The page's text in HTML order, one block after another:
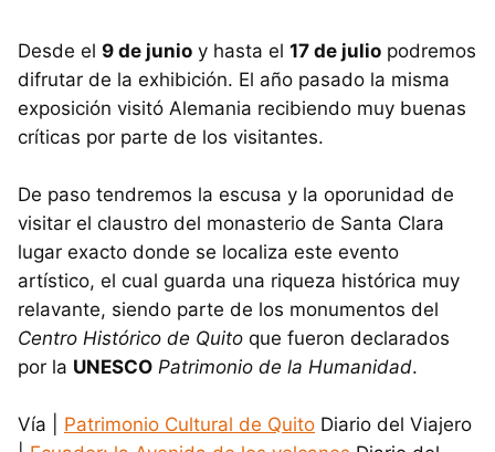
Desde el 9 de junio y hasta el 17 de julio podremos
difrutar de la exhibición. El año pasado la misma
exposición visitó Alemania recibiendo muy buenas
críticas por parte de los visitantes.
De paso tendremos la escusa y la oporunidad de
visitar el claustro del monasterio de Santa Clara
lugar exacto donde se localiza este evento
artístico, el cual guarda una riqueza histórica muy
relavante, siendo parte de los monumentos del
Centro Histórico de Quito que fueron declarados
por la UNESCO Patrimonio de la Humanidad.
Vía | Patrimonio Cultural de Quito Diario del Viajero